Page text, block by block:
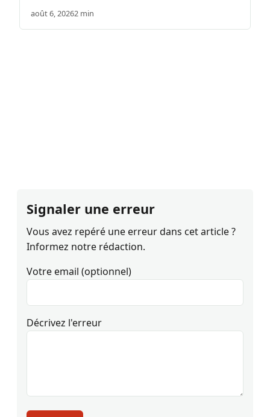
août 6, 20262 min
Signaler une erreur
Vous avez repéré une erreur dans cet article ?
Informez notre rédaction.
Votre email (optionnel)
Décrivez l'erreur